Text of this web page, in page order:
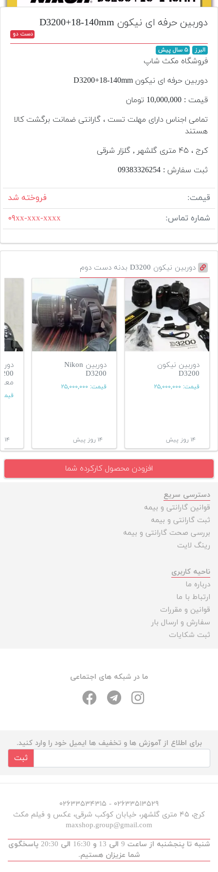
تجهیزات
مکث
افزودن
دست
قیمت
دوربین
بله
دوربین حرفه ای نیکون D3200+18-140mm
دست دو
البرز ۵ سال پیش
فروشگاه مکث شاپ
دوربین حرفه ای نیکون D3200+18-140mm
قیمت : 10,000,000 تومان
تمامی اجناس دارای مهلت تست ، گارانتی ضمانت برگشت کالا
هستند
کرج ، ۴۵ متری گلشهر , گلزار شرقی
ثبت سفارش : 093‌833‌262‌54
قیمت:
فروخته شد
شماره تماس:
۰۹xx-xxx-xxxx
دوربین نیکون D3200 بدنه دست دوم
دوربین نیکون
D3200
قیمت: ۲۵,۰۰۰,۰۰۰
۱۴ روز پیش
دوربین Nikon
D3200
قیمت: ۲۵,۰۰۰,۰۰۰
۱۴ روز پیش ۱۴ روز پیش
افزودن محصول کارکرده شما
دسترسی سریع
قوانین گارانتی و بیمه
ثبت گارانتی و بیمه
بررسی صحت گارانتی و بیمه
رینگ لایت
ناحیه کاربری
درباره ما
ارتباط با ما
قوانین و مقررات
سفارش و ارسال بار
ثبت شکایات
ما در شبکه های اجتماعی
برای اطلاع از آموزش ها و تخفیف ها ایمیل خود را وارد کنید.
ثبت
۰۲۶۳۳۵۱۳۵۲۹ - ۰۲۶۳۳۵۳۴۳۱۵
کرج، ۴۵ متری گلشهر، خیابان کوکب شرقی، عکس و فیلم مکث
maxshop.group@gmail.com
شنبه تا پنجشنبه از ساعت 9 الی 13 و 16:30 الی 20:30 پاسخگوی
شما عزیزان هستیم.